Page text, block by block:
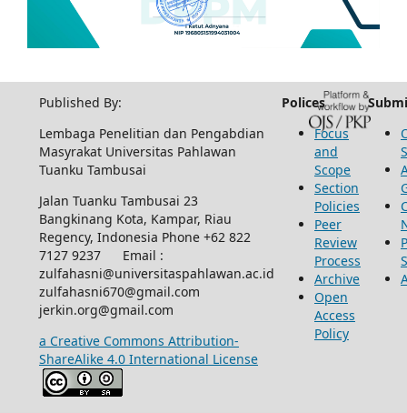
Published By:
Lembaga Penelitian dan Pengabdian
Masyrakat Universitas Pahlawan
Tuanku Tambusai
Jalan Tuanku Tambusai 23
Bangkinang Kota, Kampar, Riau
Regency, Indonesia Phone +62 822
7127 9237 Email :
zulfahasni@universitaspahlawan.ac.id
zulfahasni670@gmail.com
jerkin.org@gmail.com
a Creative Commons Attribution-
ShareAlike 4.0 International License
Polices
Focus
and
Scope
Section
Policies
Peer
Review
Process
Archive
Open
Access
Policy